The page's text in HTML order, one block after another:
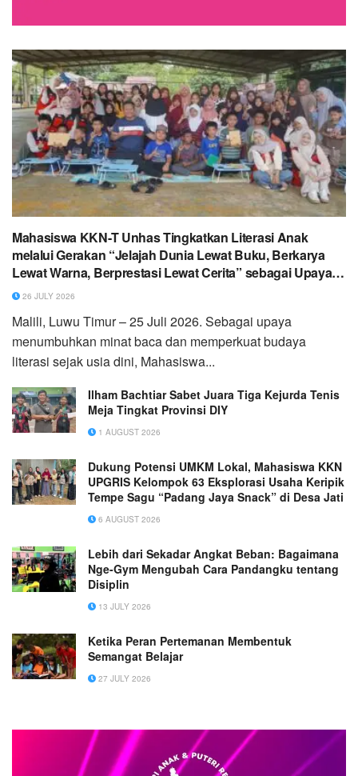
Mahasiswa KKN-T Unhas Tingkatkan Literasi Anak
melalui Gerakan “Jelajah Dunia Lewat Buku, Berkarya
Lewat Warna, Berprestasi Lewat Cerita” sebagai Upaya
Menumbuhkan Minat Baca dalam Peringatan Hari Anak
26 JULY 2026
Malili, Luwu Timur – 25 Juli 2026. Sebagai upaya
menumbuhkan minat baca dan memperkuat budaya
literasi sejak usia dini, Mahasiswa...
Ilham Bachtiar Sabet Juara Tiga Kejurda Tenis
Meja Tingkat Provinsi DIY
1 AUGUST 2026
Dukung Potensi UMKM Lokal, Mahasiswa KKN
UPGRIS Kelompok 63 Eksplorasi Usaha Keripik
Tempe Sagu “Padang Jaya Snack” di Desa Jati
6 AUGUST 2026
Lebih dari Sekadar Angkat Beban: Bagaimana
Nge-Gym Mengubah Cara Pandangku tentang
Disiplin
13 JULY 2026
Ketika Peran Pertemanan Membentuk
Semangat Belajar
27 JULY 2026